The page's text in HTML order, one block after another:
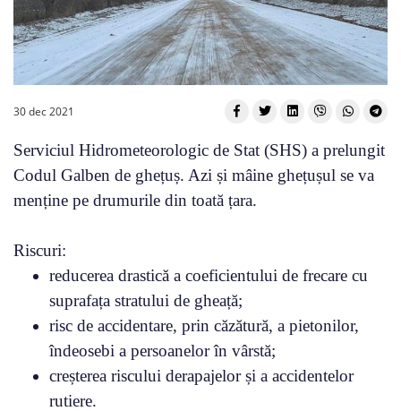
30 dec 2021
Serviciul Hidrometeorologic de Stat (SHS) a prelungit
Codul Galben de ghețuș. Azi și mâine ghețușul se va
menține pe drumurile din toată țara.
Riscuri:
reducerea drastică a coeficientului de frecare cu
suprafața stratului de gheață;
risc de accidentare, prin căzătură, a pietonilor,
îndeosebi a persoanelor în vârstă;
creșterea riscului derapajelor și a accidentelor
rutiere.